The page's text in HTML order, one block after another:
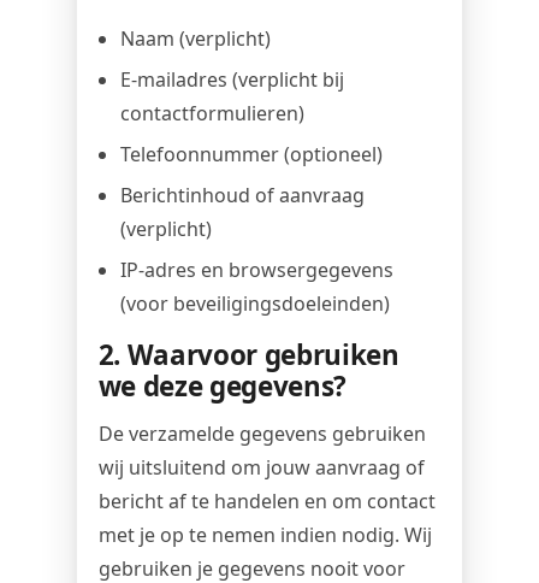
Naam (verplicht)
E-mailadres (verplicht bij
contactformulieren)
Telefoonnummer (optioneel)
Berichtinhoud of aanvraag
(verplicht)
IP-adres en browsergegevens
(voor beveiligingsdoeleinden)
2. Waarvoor gebruiken
we deze gegevens?
De verzamelde gegevens gebruiken
wij uitsluitend om jouw aanvraag of
bericht af te handelen en om contact
met je op te nemen indien nodig. Wij
gebruiken je gegevens nooit voor